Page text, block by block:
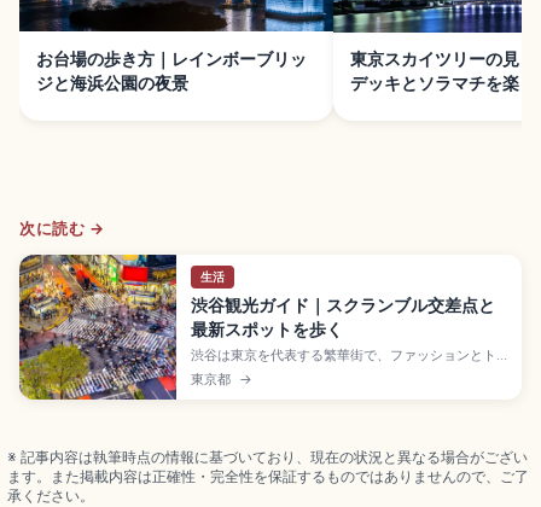
お台場の歩き方｜レインボーブリッ
ジと海浜公園の夜景
東京スカイツリーの見ど
デッキとソラマチを楽し
次に読む →
生活
渋谷観光ガイド｜スクランブル交差点と
最新スポットを歩く
渋谷は東京を代表する繁華街で、ファッションとト
レンドが集まる若者文化の発信地。青信号で多い時
には約3,000人が一度に横断するスクランブル交差
ぐです。
東京都 →
※ 記事内容は執筆時点の情報に基づいており、現在の状況と異なる場合がござい
ます。また掲載内容は正確性・完全性を保証するものではありませんので、ご了
承ください。